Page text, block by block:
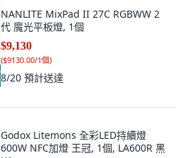
NANLITE MixPad II 27C RGBWW 2
代 魔光平板燈, 1個
$9,130
($9130.00/1個)
8/20 預計送達
Godox Litemons 全彩LED持續燈
600W NFC加燈 王冠, 1個, LA600R 黑